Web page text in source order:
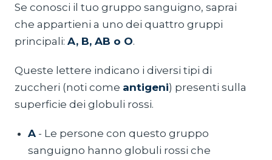
Se conosci il tuo gruppo sanguigno, saprai
che appartieni a uno dei quattro gruppi
principali: A, B, AB o O.
Queste lettere indicano i diversi tipi di
zuccheri (noti come antigeni) presenti sulla
superficie dei globuli rossi.
A - Le persone con questo gruppo
sanguigno hanno globuli rossi che